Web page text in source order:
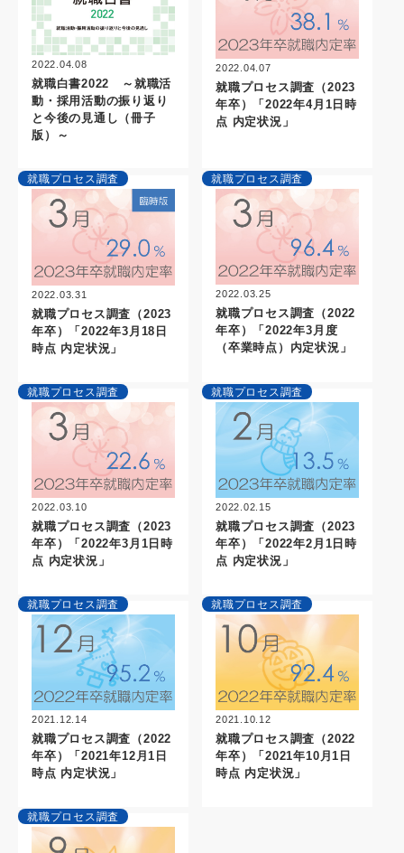
2022.04.08
就職白書2022 ～就職活
動・採用活動の振り返り
と今後の見通し（冊子
版）～
2022.04.07
就職プロセス調査（2023
年卒）「2022年4月1日時
点 内定状況」
就職プロセス調査
2022.03.31
就職プロセス調査（2023
年卒）「2022年3月18日
時点 内定状況」
就職プロセス調査
2022.03.25
就職プロセス調査（2022
年卒）「2022年3月度
（卒業時点）内定状況」
就職プロセス調査
2022.03.10
就職プロセス調査（2023
年卒）「2022年3月1日時
点 内定状況」
就職プロセス調査
2022.02.15
就職プロセス調査（2023
年卒）「2022年2月1日時
点 内定状況」
就職プロセス調査
2021.12.14
就職プロセス調査（2022
年卒）「2021年12月1日
時点 内定状況」
就職プロセス調査
2021.10.12
就職プロセス調査（2022
年卒）「2021年10月1日
時点 内定状況」
就職プロセス調査